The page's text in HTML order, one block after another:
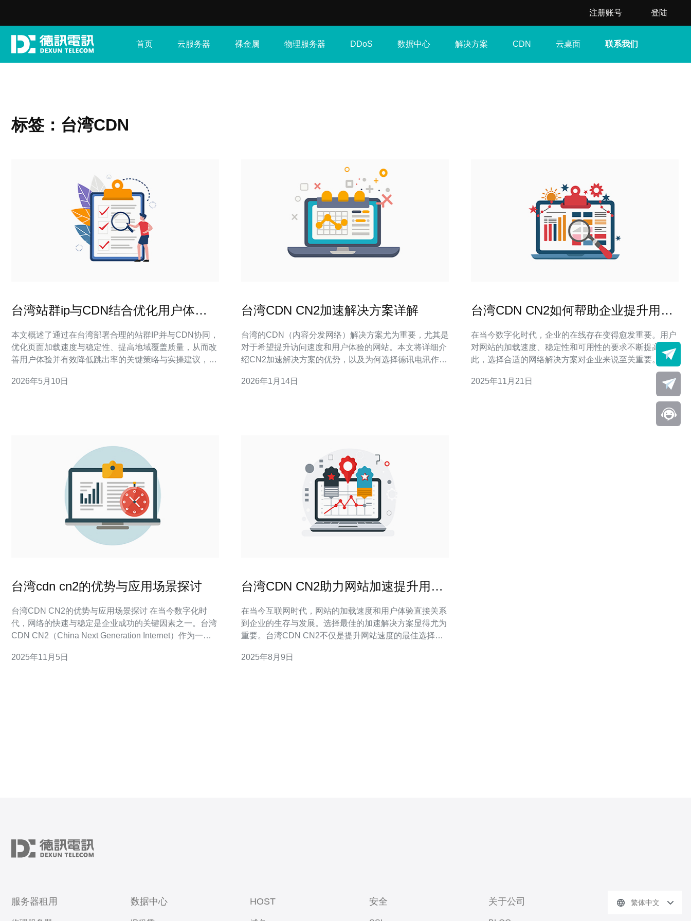
注册账号 登陆
首页 云服务器 裸金属 物理服务器 DDoS 数据中心 解决方案 CDN 云桌面 联系我们
标签：台湾CDN
台湾站群ip与CDN结合优化用户体验
本文概述了通过在台湾部署合理的站群IP并与CDN协同，
优化页面加载速度与稳定性、提高地域覆盖质量，从而改
善用户体验并有效降低跳出率的关键策略与实操建议，包
与运营团队快速落地。 在哪些情况下需要在台湾使用站群
2026年5月10日
台湾CDN CN2加速解决方案详解
台湾的CDN（内容分发网络）解决方案尤为重要，尤其是
对于希望提升访问速度和用户体验的网站。本文将详细介
绍CN2加速解决方案的优势，以及为何选择德讯电讯作为
和稳定性。 什么是CDN和CN2加速 CDN是通过在全球范
2026年1月14日
台湾CDN CN2如何帮助企业提升用户
在当今数字化时代，企业的在线存在变得愈发重要。用户
对网站的加载速度、稳定性和可用性的要求不断提高，因
此，选择合适的网络解决方案对企业来说至关重要。在众
多的解决方案中，台湾CDN CN2（中国电信国际二期网
络）以其卓越的性能和稳定性逐渐受到企业关注。本文将
2025年11月21日
台湾cdn cn2的优势与应用场景探讨
台湾CDN CN2的优势与应用场景探讨 在当今数字化时
代，网络的快速与稳定是企业成功的关键因素之一。台湾
CDN CN2（China Next Generation Internet）作为一种
深入探讨台湾CDN CN2的三个核心优势及其适用的应用
2025年11月5日
台湾CDN CN2助力网站加速提升用户
在当今互联网时代，网站的加载速度和用户体验直接关系
到企业的生存与发展。选择最佳的加速解决方案显得尤为
重要。台湾CDN CN2不仅是提升网站速度的最佳选择，
秀的服务，帮助众多企业提升了用户体验，吸引了更多的
2025年8月9日
服务器租用 数据中心 HOST 安全 关于公司 繁体中文